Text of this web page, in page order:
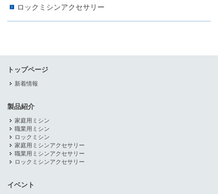
ロックミシンアクセサリー
トップページ
新着情報
製品紹介
家庭用ミシン
職業用ミシン
ロックミシン
家庭用ミシンアクセサリー
職業用ミシンアクセサリー
ロックミシンアクセサリー
イベント